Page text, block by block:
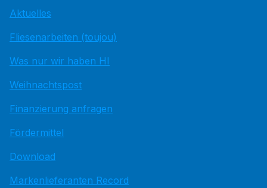
Aktuelles
Fliesenarbeiten (toujou)
Was nur wir haben HI
Weihnachtspost
Finanzierung anfragen
Fördermittel
Download
Markenlieferanten Record